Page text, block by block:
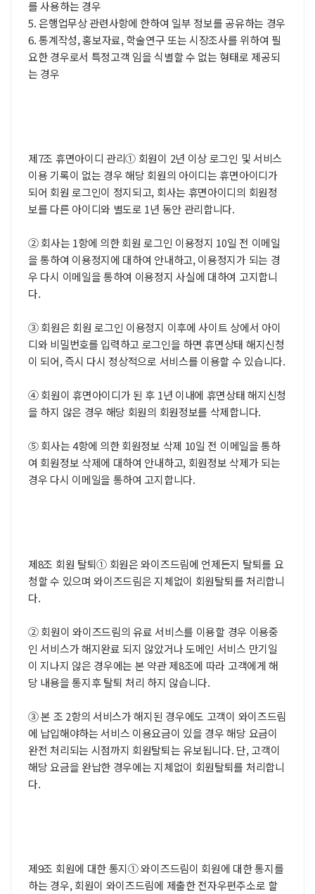
를 사용하는 경우
5. 은행업무상 관련사항에 한하여 일부 정보를 공유하는 경우
6. 통계작성, 홍보자료, 학술연구 또는 시장조사를 위하여 필
요한 경우로서 특정고객 임을 식별할 수 없는 형태로 제공되
는 경우
제7조 휴면아이디 관리① 회원이 2년 이상 로그인 및 서비스
이용 기록이 없는 경우 해당 회원의 아이디는 휴면아이디가
되어 회원 로그인이 정지되고, 회사는 휴면아이디의 회원정
보를 다른 아이디와 별도로 1년 동안 관리합니다.
② 회사는 1항에 의한 회원 로그인 이용정지 10일 전 이메일
을 통하여 이용정지에 대하여 안내하고, 이용정지가 되는 경
우 다시 이메일을 통하여 이용정지 사실에 대하여 고지합니
다.
③ 회원은 회원 로그인 이용정지 이후에 사이트 상에서 아이
디와 비밀번호를 입력하고 로그인을 하면 휴면상태 해지신청
이 되어, 즉시 다시 정상적으로 서비스를 이용할 수 있습니다.
④ 회원이 휴면아이디가 된 후 1년 이내에 휴면상태 해지신청
을 하지 않은 경우 해당 회원의 회원정보를 삭제합니다.
⑤ 회사는 4항에 의한 회원정보 삭제 10일 전 이메일을 통하
여 회원정보 삭제에 대하여 안내하고, 회원정보 삭제가 되는
경우 다시 이메일을 통하여 고지합니다.
제8조 회원 탈퇴① 회원은 와이즈드림에 언제든지 탈퇴를 요
청할 수 있으며 와이즈드림은 지체없이 회원탈퇴를 처리합니
다.
② 회원이 와이즈드림의 유료 서비스를 이용할 경우 이용중
인 서비스가 해지완료 되지 않았거나 도메인 서비스 만기일
이 지나지 않은 경우에는 본 약관 제8조에 따라 고객에게 해
당 내용을 통지후 탈퇴 처리 하지 않습니다.
③ 본 조 2항의 서비스가 해지된 경우에도 고객이 와이즈드림
에 납입해야하는 서비스 이용요금이 있을 경우 해당 요금이
완전 처리되는 시점까지 회원탈퇴는 유보됩니다. 단, 고객이
해당 요금을 완납한 경우에는 지체없이 회원탈퇴를 처리합니
다.
제9조 회원에 대한 통지① 와이즈드림이 회원에 대한 통지를
하는 경우, 회원이 와이즈드림에 제출한 전자우편주소로 할